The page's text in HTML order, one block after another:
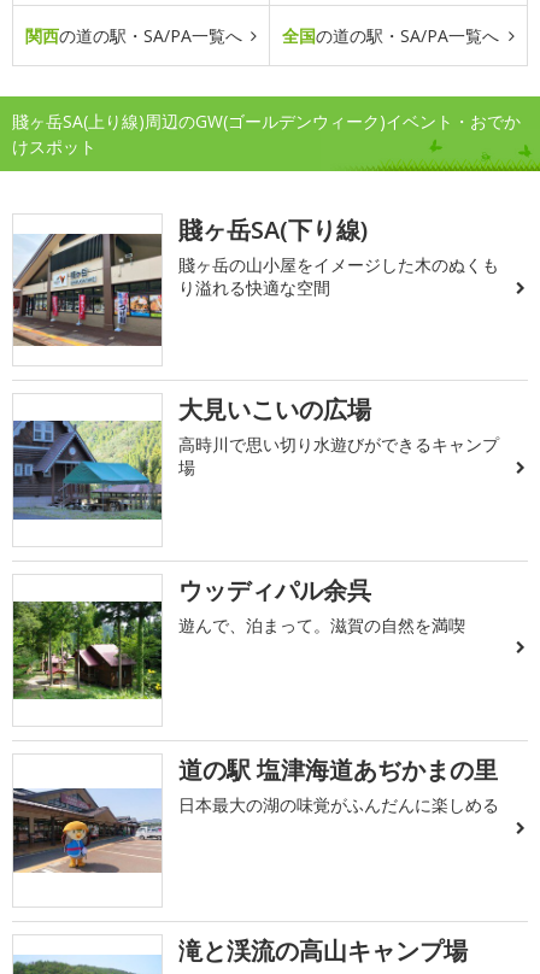
関西の道の駅・SA/PA一覧へ 全国の道の駅・SA/PA一覧へ
賤ヶ岳SA(上り線)周辺のGW(ゴールデンウィーク)イベント・おでか
けスポット
賤ヶ岳SA(下り線)
賤ヶ岳の山小屋をイメージした木のぬくも
り溢れる快適な空間
大見いこいの広場
高時川で思い切り水遊びができるキャンプ
場
ウッディパル余呉
遊んで、泊まって。滋賀の自然を満喫
道の駅 塩津海道あぢかまの里
日本最大の湖の味覚がふんだんに楽しめる
滝と渓流の高山キャンプ場